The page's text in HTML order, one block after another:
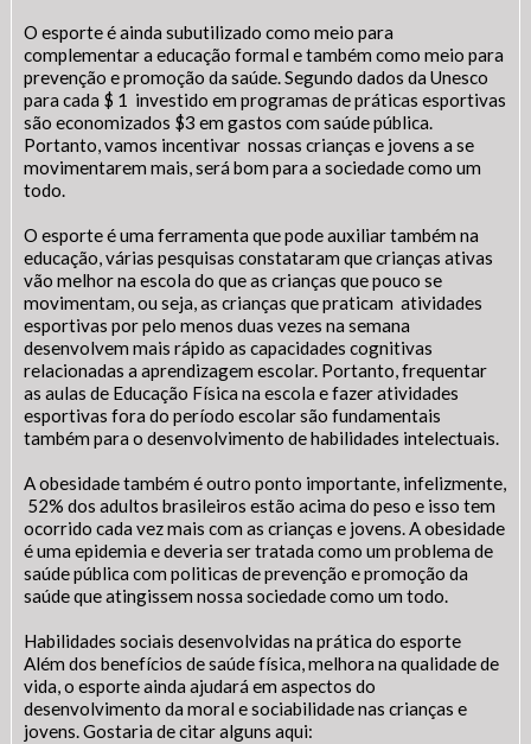
O esporte é ainda subutilizado como meio para
complementar a educação formal e também como meio para
prevenção e promoção da saúde. Segundo dados da Unesco
para cada $ 1 investido em programas de práticas esportivas
são economizados $3 em gastos com saúde pública.
Portanto, vamos incentivar nossas crianças e jovens a se
movimentarem mais, será bom para a sociedade como um
todo.
O esporte é uma ferramenta que pode auxiliar também na
educação, várias pesquisas constataram que crianças ativas
vão melhor na escola do que as crianças que pouco se
movimentam, ou seja, as crianças que praticam atividades
esportivas por pelo menos duas vezes na semana
desenvolvem mais rápido as capacidades cognitivas
relacionadas a aprendizagem escolar. Portanto, frequentar
as aulas de Educação Física na escola e fazer atividades
esportivas fora do período escolar são fundamentais
também para o desenvolvimento de habilidades intelectuais.
A obesidade também é outro ponto importante, infelizmente,
52% dos adultos brasileiros estão acima do peso e isso tem
ocorrido cada vez mais com as crianças e jovens. A obesidade
é uma epidemia e deveria ser tratada como um problema de
saúde pública com politicas de prevenção e promoção da
saúde que atingissem nossa sociedade como um todo.
Habilidades sociais desenvolvidas na prática do esporte
Além dos benefícios de saúde física, melhora na qualidade de
vida, o esporte ainda ajudará em aspectos do
desenvolvimento da moral e sociabilidade nas crianças e
jovens. Gostaria de citar alguns aqui: